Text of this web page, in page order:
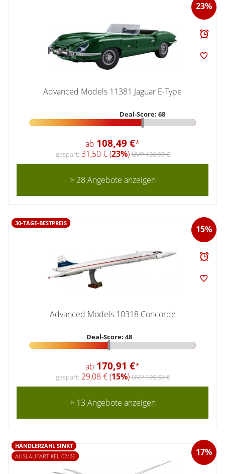
23%
Advanced Models 11381 Jaguar E-Type
Deal-Score: 68
ab 108,49 €*
gespart: 31,50 € (23%)UVP 139,99 €
> 28 Angebote anzeigen
15%
30-TAGE-BESTPREIS
Advanced Models 10318 Concorde
Deal-Score: 48
ab 170,91 €*
gespart: 29,08 € (15%)UVP 199,99 €
> 13 Angebote anzeigen
17%
HÄNDLERZAHL SINKT
AUSLAUFARTIKEL 07/26